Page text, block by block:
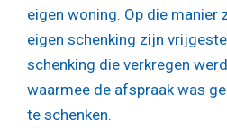
eigen woning. Op die manier
eigen schenking zijn
schenking die verkregen
waarmee de afspraak was
te schenken.